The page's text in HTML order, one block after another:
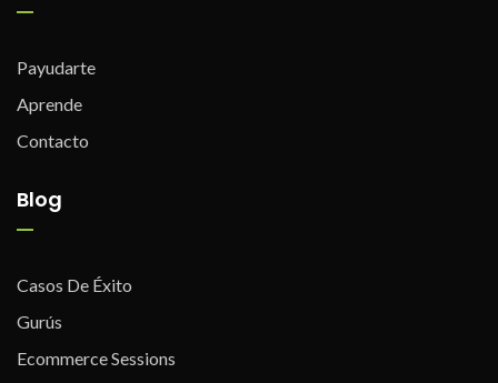
Payudarte
Aprende
Contacto
Blog
Casos De Éxito
Gurús
Ecommerce Sessions